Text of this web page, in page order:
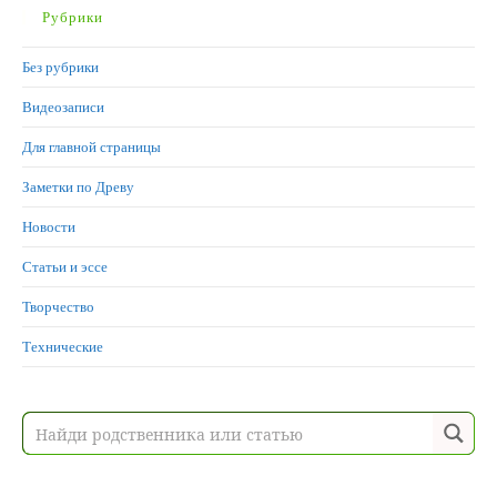
Рубрики
Без рубрики
Видеозаписи
Для главной страницы
Заметки по Древу
Новости
Статьи и эссе
Творчество
Технические